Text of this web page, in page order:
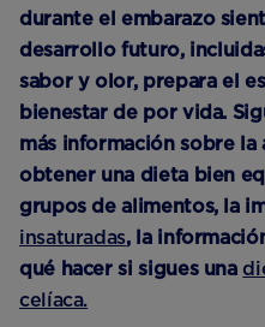
durante el embarazo
desarrollo futuro,
sabor y olor, prepara el
bienestar de por vida.
más información sobre la
obtener una dieta bien
grupos de alimentos, la
insaturadas, la
qué hacer si sigues una
celíaca.